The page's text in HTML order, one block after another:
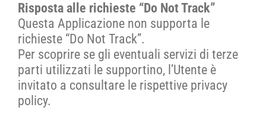
Risposta alle richieste “Do Not Track”
Questa Applicazione non supporta le
richieste “Do Not Track”.
Per scoprire se gli eventuali servizi di terze
parti utilizzati le supportino, l’Utente è
invitato a consultare le rispettive privacy
policy.